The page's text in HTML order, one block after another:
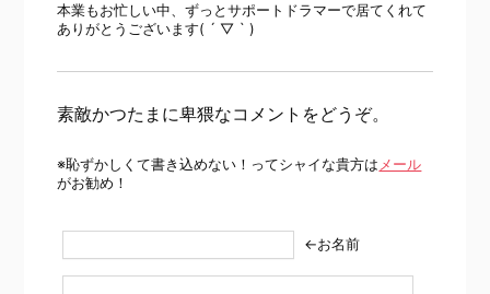
本業もお忙しい中、ずっとサポートドラマーで居てくれて
ありがとうございます( ´ ▽ ` )
素敵かつたまに卑猥なコメントをどうぞ。
※恥ずかしくて書き込めない！ってシャイな貴方はメール
がお勧め！
←お名前